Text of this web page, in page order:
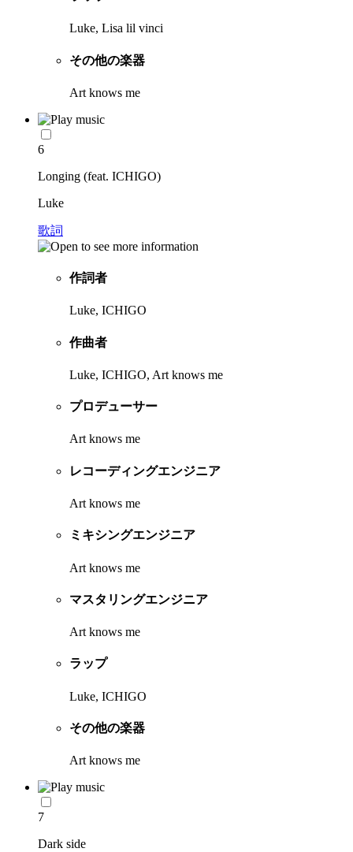
Luke, Lisa lil vinci
その他の楽器
Art knows me
6
Longing (feat. ICHIGO)
Luke
歌詞
作詞者
Luke, ICHIGO
作曲者
Luke, ICHIGO, Art knows me
プロデューサー
Art knows me
レコーディングエンジニア
Art knows me
ミキシングエンジニア
Art knows me
マスタリングエンジニア
Art knows me
ラップ
Luke, ICHIGO
その他の楽器
Art knows me
7
Dark side